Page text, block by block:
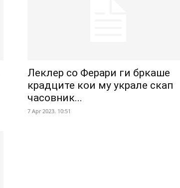
Леклер со Ферари ги бркаше
крадците кои му украле скап
часовник...
7 Apr 2023. 10:51